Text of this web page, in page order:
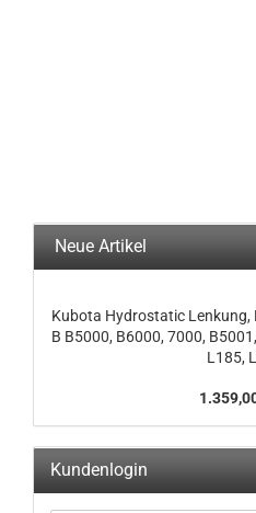
Neue Artikel
Kubota Hydrostatic
B B5000, B6000, 7000,
L185,
Kundenlogin